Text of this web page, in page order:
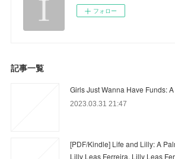
フォロー
記事一覧
Girls Just Wanna Have Funds:
2023.03.31 21:47
[PDF/Kindle] Life and Lilly: A
Lilly Leas Ferreira, Lilly Leas